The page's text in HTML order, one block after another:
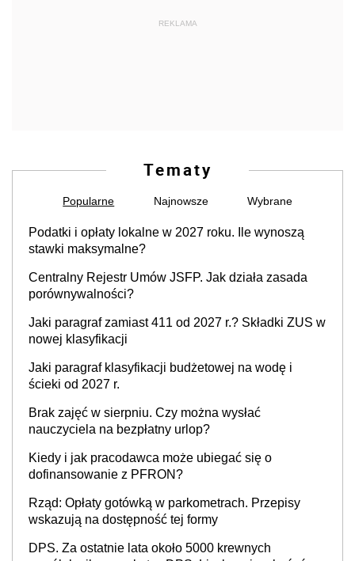
REKLAMA
Tematy
Popularne Najnowsze Wybrane
Podatki i opłaty lokalne w 2027 roku. Ile wynoszą
stawki maksymalne?
Centralny Rejestr Umów JSFP. Jak działa zasada
porównywalności?
Jaki paragraf zamiast 411 od 2027 r.? Składki ZUS w
nowej klasyfikacji
Jaki paragraf klasyfikacji budżetowej na wodę i
ścieki od 2027 r.
Brak zajęć w sierpniu. Czy można wysłać
nauczyciela na bezpłatny urlop?
Kiedy i jak pracodawca może ubiegać się o
dofinansowanie z PFRON?
Rząd: Opłaty gotówką w parkometrach. Przepisy
wskazują na dostępność tej formy
DPS. Za ostatnie lata około 5000 krewnych